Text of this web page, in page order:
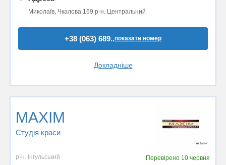
Миколаїв, Чкалова 169 р-н. Центральний
+38 (063) 689..показати номер
Докладніше
MAXIM
Студія краси
р-н. Інгульський Перевірено 10 червня